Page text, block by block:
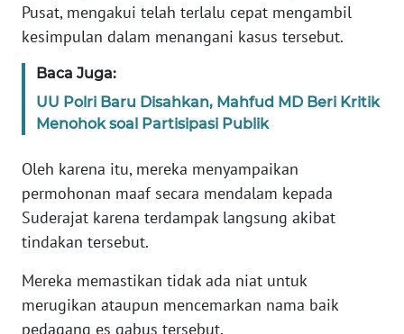
Pusat, mengakui telah terlalu cepat mengambil
kesimpulan dalam menangani kasus tersebut.
Baca Juga:
UU Polri Baru Disahkan, Mahfud MD Beri Kritik
Menohok soal Partisipasi Publik
Oleh karena itu, mereka menyampaikan
permohonan maaf secara mendalam kepada
Suderajat karena terdampak langsung akibat
tindakan tersebut.
Mereka memastikan tidak ada niat untuk
merugikan ataupun mencemarkan nama baik
pedagang es gabus tersebut.
Wahana
News
WN
SUMUT
WN
JABAR
WN
BANTEN